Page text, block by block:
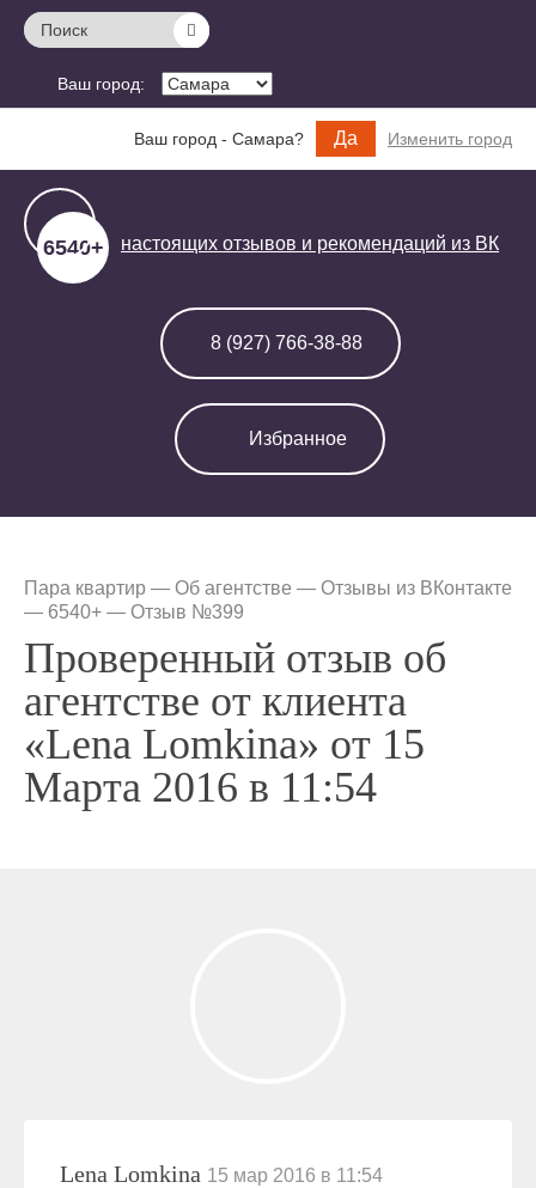
Поиск
Ваш город:
Ваш город - Самара? Да Изменить город
6540+ настоящих отзывов и рекомендаций из ВК
Избранное
8 (927) 766-38-88
Пара квартир — Об агентстве — Отзывы из ВКонтакте
— 6540+ — Отзыв №399
Проверенный отзыв об
агентстве от клиента
«Lena Lomkina» от 15
Марта 2016 в 11:54
Lena Lomkina 15 мар 2016 в 11:54